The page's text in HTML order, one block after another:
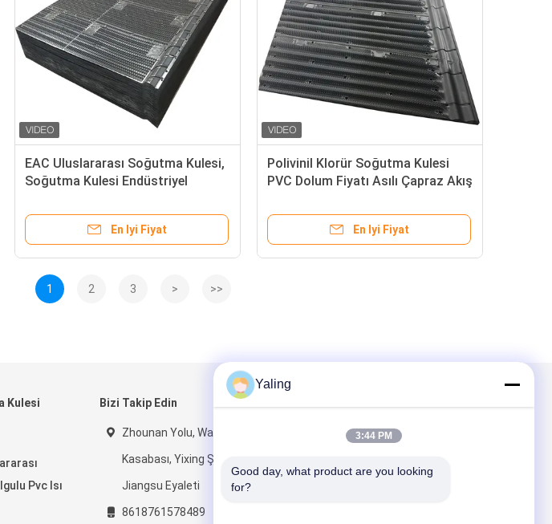
EAC Uluslararası Soğutma Kulesi,
Soğutma Kulesi Endüstriyel
Doldurma
En Iyi Fiyat
Polivinil Klorür Soğutma Kulesi
PVC Dolum Fiyatı Asılı Çapraz Akış
En Iyi Fiyat
1 2 3 > >>
Kulesi
Pvc Isı
Bizi Takip Edin
Zhounan Yolu, Wanshi
Kasabası, Yixing Şehri, Wuxi,
Jiangsu Eyaleti
8618761578489
Yaling
3:44 PM
Good day, what product are you looking
for?